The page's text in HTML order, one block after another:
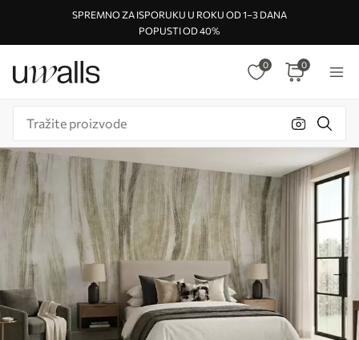
SPREMNO ZA ISPORUKU U ROKU OD 1–3 DANA
POPUSTI OD 40%
0 0